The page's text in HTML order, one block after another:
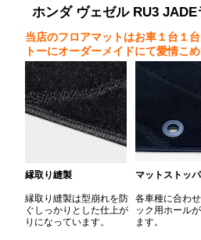
ホンダ ヴェゼル RU3
当店のフロアマットはお車１台１
トーにオーダーメイドにて愛情こ
縁取り縫製
縁取り縫製は型崩れを防
ぐしっかりとした仕上が
りになっています。
マットストッ
各車種に合わ
ック用ホール
ます。